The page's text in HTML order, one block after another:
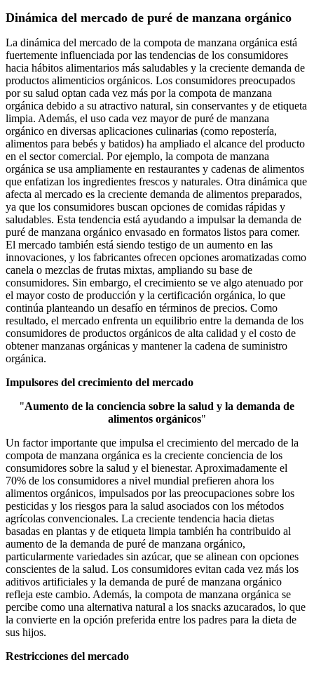
Dinámica del mercado de puré de manzana orgánico
La dinámica del mercado de la compota de manzana orgánica está
fuertemente influenciada por las tendencias de los consumidores
hacia hábitos alimentarios más saludables y la creciente demanda de
productos alimenticios orgánicos. Los consumidores preocupados
por su salud optan cada vez más por la compota de manzana
orgánica debido a su atractivo natural, sin conservantes y de etiqueta
limpia. Además, el uso cada vez mayor de puré de manzana
orgánico en diversas aplicaciones culinarias (como repostería,
alimentos para bebés y batidos) ha ampliado el alcance del producto
en el sector comercial. Por ejemplo, la compota de manzana
orgánica se usa ampliamente en restaurantes y cadenas de alimentos
que enfatizan los ingredientes frescos y naturales. Otra dinámica que
afecta al mercado es la creciente demanda de alimentos preparados,
ya que los consumidores buscan opciones de comidas rápidas y
saludables. Esta tendencia está ayudando a impulsar la demanda de
puré de manzana orgánico envasado en formatos listos para comer.
El mercado también está siendo testigo de un aumento en las
innovaciones, y los fabricantes ofrecen opciones aromatizadas como
canela o mezclas de frutas mixtas, ampliando su base de
consumidores. Sin embargo, el crecimiento se ve algo atenuado por
el mayor costo de producción y la certificación orgánica, lo que
continúa planteando un desafío en términos de precios. Como
resultado, el mercado enfrenta un equilibrio entre la demanda de los
consumidores de productos orgánicos de alta calidad y el costo de
obtener manzanas orgánicas y mantener la cadena de suministro
orgánica.
Impulsores del crecimiento del mercado
"Aumento de la conciencia sobre la salud y la demanda de
alimentos orgánicos"
Un factor importante que impulsa el crecimiento del mercado de la
compota de manzana orgánica es la creciente conciencia de los
consumidores sobre la salud y el bienestar. Aproximadamente el
70% de los consumidores a nivel mundial prefieren ahora los
alimentos orgánicos, impulsados ​​por las preocupaciones sobre los
pesticidas y los riesgos para la salud asociados con los métodos
agrícolas convencionales. La creciente tendencia hacia dietas
basadas en plantas y de etiqueta limpia también ha contribuido al
aumento de la demanda de puré de manzana orgánico,
particularmente variedades sin azúcar, que se alinean con opciones
conscientes de la salud. Los consumidores evitan cada vez más los
aditivos artificiales y la demanda de puré de manzana orgánico
refleja este cambio. Además, la compota de manzana orgánica se
percibe como una alternativa natural a los snacks azucarados, lo que
la convierte en la opción preferida entre los padres para la dieta de
sus hijos.
Restricciones del mercado